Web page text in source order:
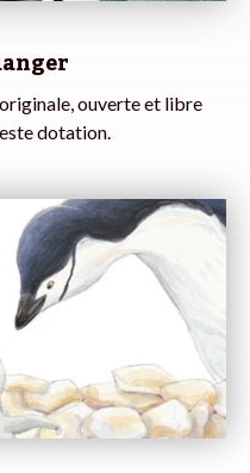
ouverte et libre
dotation.